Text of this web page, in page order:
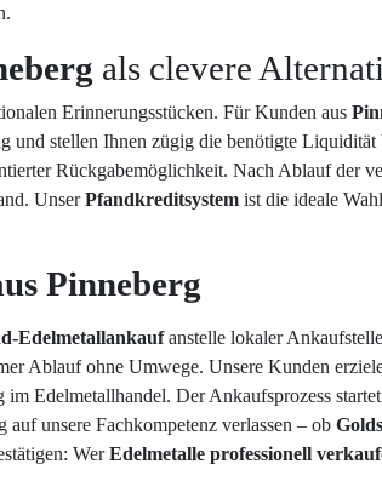
als clevere
Erinnerungsstücken. Für Kunden aus
und stellen Ihnen zügig die benötigte
Rückgabemöglichkeit. Nach Ablauf der
UnserPfandkreditsystem ist die ideale
Pinneberg
Edelmetallankaufanstelle lokaler
Ablauf ohne Umwege. Unsere Kunden
Edelmetallhandel. Der Ankaufsprozess
unsere Fachkompetenz verlassen – ob
WerEdelmetalle professionell